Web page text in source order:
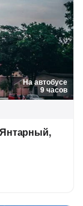
На автобусе
9 часов